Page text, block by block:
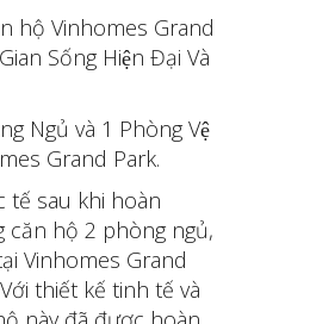
hộ Vinhomes Grand
Sống Hiện Đại Và
Ngủ và 1 Phòng Vệ
Grand Park.
tế sau khi hoàn
căn hộ 2 phòng ngủ,
Vinhomes Grand
thiết kế tinh tế và